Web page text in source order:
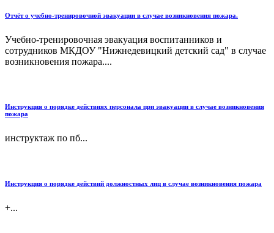
Отчёт о учебно-тренировочной эвакуации в случае возникновения пожара.
Учебно-тренировочная эвакуация воспитанников и
сотрудников МКДОУ "Нижнедевицкий детский сад" в случае
возникновения пожара....
Инструкция о порядке действиях персонала при эвакуации в случае возникновения
пожара
инструктаж по пб...
Инструкция о порядке действий должностных лиц в случае возникновения пожара
+...